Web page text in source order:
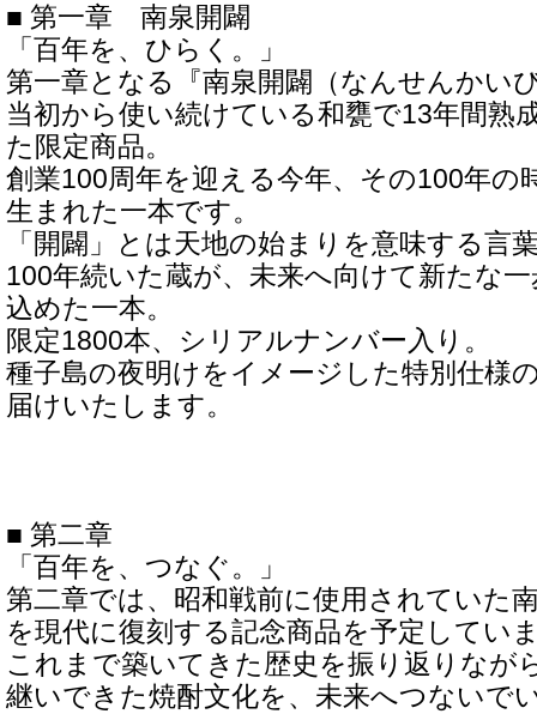
■ 第一章 南泉開闢
「百年を、ひらく。」
第一章となる『南泉開闢（なんせんかい
当初から使い続けている和甕で13年間熟
た限定商品。
創業100周年を迎える今年、その100年の
生まれた一本です。
「開闢」とは天地の始まりを意味する言
100年続いた蔵が、未来へ向けて新たな
込めた一本。
限定1800本、シリアルナンバー入り。
種子島の夜明けをイメージした特別仕様
届けいたします。
■ 第二章
「百年を、つなぐ。」
第二章では、昭和戦前に使用されていた
を現代に復刻する記念商品を予定してい
これまで築いてきた歴史を振り返りなが
継いできた焼酎文化を、未来へつないで